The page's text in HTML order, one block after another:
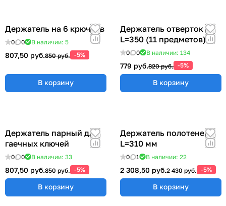
Держатель на 6 крючков
0 0 В наличии: 5
807,50 руб.850 руб. -5%
В корзину
Держатель отверток
L=350 (11 предметов)
0 0 В наличии: 134
779 руб.820 руб. -5%
В корзину
Держатель парный для
гаечных ключей
0 0 В наличии: 33
807,50 руб.850 руб. -5%
В корзину
Держатель полотенец
L=310 мм
0 1 В наличии: 22
2 308,50 руб.2 430 руб. -5%
В корзину